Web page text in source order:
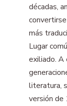
décadas,
más
Lugar
exiliado. A
literatura,
versión de